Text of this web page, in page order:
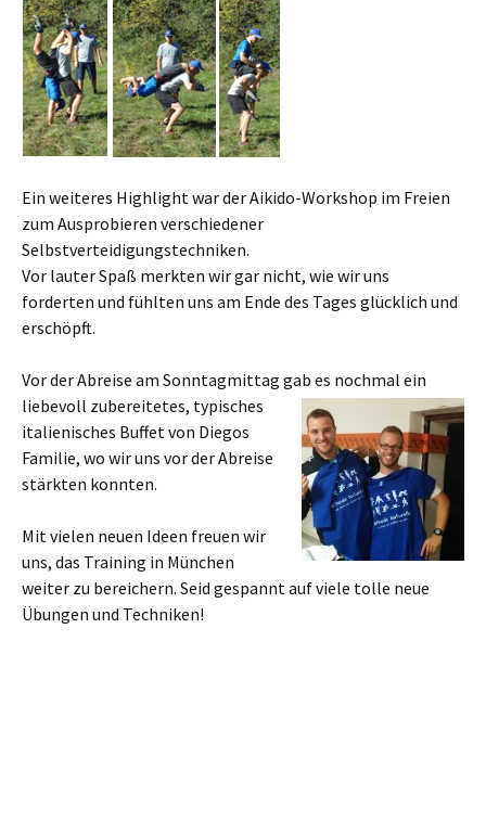
Ein weiteres Highlight war der Aikido-Workshop im Freien
zum Ausprobieren verschiedener
Selbstverteidigungstechniken.
Vor lauter Spaß merkten wir gar nicht, wie wir uns
forderten und fühlten uns am Ende des Tages glücklich und
erschöpft.
Vor der Abreise am Sonntagmittag gab es nochmal ein
liebevoll zubereitetes, typisches
italienisches Buffet von Diegos
Familie, wo wir uns vor der Abreise
stärkten konnten.
Mit vielen neuen Ideen freuen wir
uns, das Training in München
weiter zu bereichern. Seid gespannt auf viele tolle neue
Übungen und Techniken!